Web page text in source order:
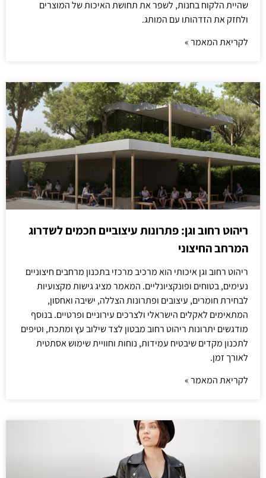
שהיית הלקוח בחנות, לשפר את תחושת האיכות של המוצרים
ולחזק את הזדהותו עם המותג.
לקריאת המאמר »
ריהוט רחוב וגן: פתרונות עיצוביים חכמים לשדרוג
המרחב החיצוני
ריהוט רחוב וגן איכותי הוא מרכיב מרכזי בתכנון מרחבים חיצוניים
נעימים, בטוחים ופונקציונליים. המאמר מציג גישות מקצועיות
לבחירת חומרים, עיצובים ופתרונות הצללה, ישיבה ואחסון,
המתאימים לאקלים הישראלי ולצרכים עירוניים ופרטיים. בנוסף
מודגשים יתרונות ריהוט רחוב מבטון לצד שילוב עץ ומתכת, וטיפים
לתכנון מקדים שיבטיח עמידות, נוחות וחוויית שימוש אסתטית
לאורך זמן.
לקריאת המאמר »